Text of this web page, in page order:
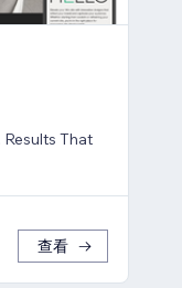
That
查看